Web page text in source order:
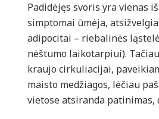
Padidėjęs svoris yra vienas
simptomai ūmėja,
adipocitai – riebalinės
nėštumo laikotarpiui).
kraujo cirkuliacijai,
maisto medžiagos, lėčiau
vietose atsiranda